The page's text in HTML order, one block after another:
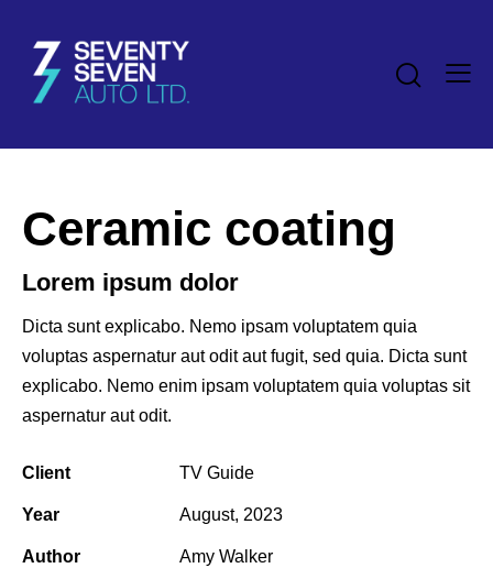
Ceramic coating
Lorem ipsum dolor
Dicta sunt explicabo. Nemo ipsam voluptatem quia
voluptas aspernatur aut odit aut fugit, sed quia. Dicta sunt
explicabo. Nemo enim ipsam voluptatem quia voluptas sit
aspernatur aut odit.
Client TV Guide
Year August, 2023
Author Amy Walker